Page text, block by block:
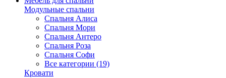
Модульные спальни
Спальня Алиса
Спальня Мори
Спальня Антеро
Спальня Роза
Спальня Софи
Все категории (19)
Кровати